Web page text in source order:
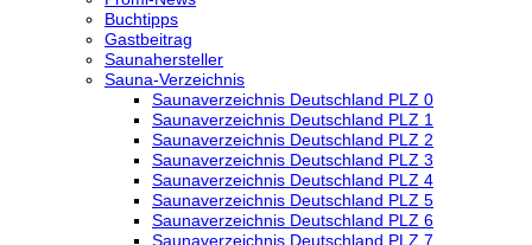
Buchtipps
Gastbeitrag
Saunahersteller
Sauna-Verzeichnis
Saunaverzeichnis Deutschland PLZ 0
Saunaverzeichnis Deutschland PLZ 1
Saunaverzeichnis Deutschland PLZ 2
Saunaverzeichnis Deutschland PLZ 3
Saunaverzeichnis Deutschland PLZ 4
Saunaverzeichnis Deutschland PLZ 5
Saunaverzeichnis Deutschland PLZ 6
Saunaverzeichnis Deutschland PLZ 7